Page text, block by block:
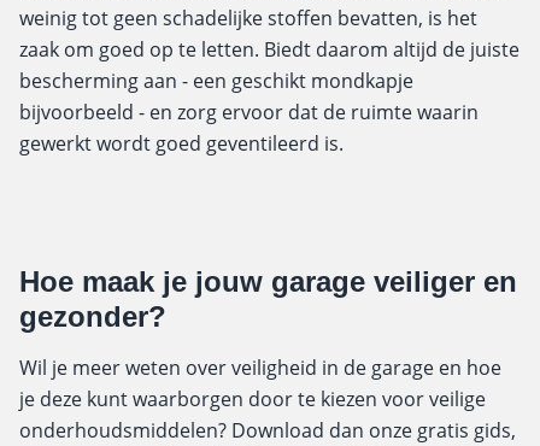
weinig tot geen schadelijke stoffen bevatten, is het
zaak om goed op te letten. Biedt daarom altijd de juiste
bescherming aan - een geschikt mondkapje
bijvoorbeeld - en zorg ervoor dat de ruimte waarin
gewerkt wordt goed geventileerd is.
Hoe maak je jouw garage veiliger en
gezonder?
Wil je meer weten over veiligheid in de garage en hoe
je deze kunt waarborgen door te kiezen voor veilige
onderhoudsmiddelen? Download dan onze gratis gids,